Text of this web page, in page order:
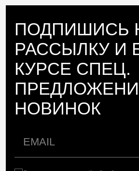
ПОДПИШИСЬ
РАССЫЛКУ И
КУРСЕ СПЕЦ.
НОВИНОК